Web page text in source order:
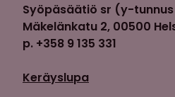
Syöpäsäätiö sr (y-tunnus
Mäkelänkatu 2, 00500
p. +358 9 135 331
Keräyslupa